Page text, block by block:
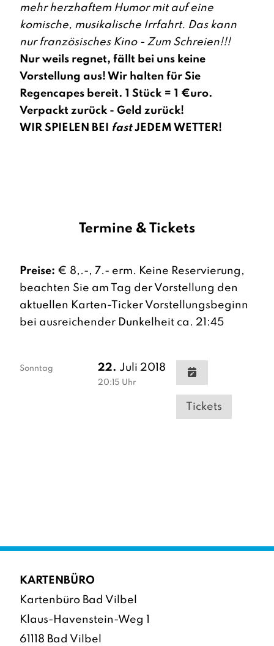
mehr herzhaftem Humor mit auf eine
komische, musikalische Irrfahrt. Das kann
nur französisches Kino - Zum Schreien!!!
Nur weils regnet, fällt bei uns keine
Vorstellung aus! Wir halten für Sie
Regencapes bereit. 1 Stück = 1 €uro.
Verpackt zurück - Geld zurück!
WIR SPIELEN BEI
fastJEDEM WETTER!
Termine & Tickets
Preise: € 8,.-, 7.- erm. Keine Reservierung,
beachten Sie am Tag der Vorstellung den
aktuellen Karten-Ticker Vorstellungsbeginn
bei ausreichender Dunkelheit ca. 21:45
Sonntag 22. Juli 2018
20:15 Uhr
Tickets
KARTENBÜRO
Kartenbüro Bad Vilbel
Klaus-Havenstein-Weg 1
61118 Bad Vilbel